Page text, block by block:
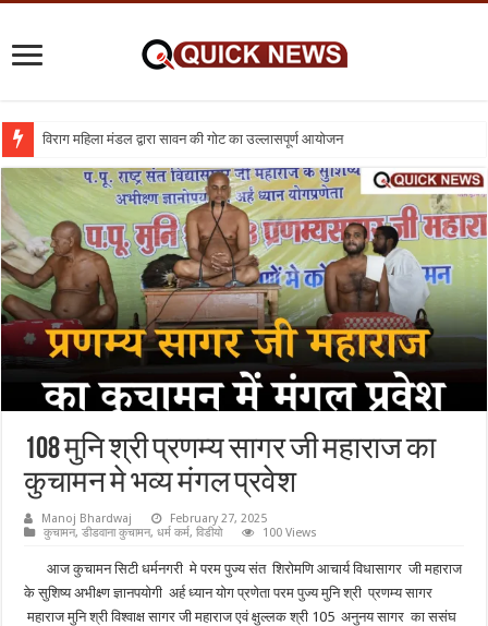
विराग महिला मंडल द्वारा सावन की गोट का उल्लासपूर्ण आयोजन
शिक्षा का व्यवसायीकरण क्यों : तो क्या निजी विद्यालय बंद कर दिए जाए
108 मुनि श्री प्रणम्य सागर जी महाराज का
कुचामन मे भव्य मंगल प्रवेश
Manoj Bhardwaj
February 27, 2025
कुचामन,डीडवाना कुचामन,धर्म कर्म,विडीयो 100 Views
आज कुचामन सिटी धर्मनगरी मे परम पुज्य संत शिरोमणि आचार्य विधासागर जी महाराज
के सुशिष्य अभीक्ष्ण ज्ञानपयोगी अर्ह ध्यान योग प्रणेता परम पुज्य मुनि श्री प्रणम्य सागर
महाराज मुनि श्री विश्वाक्ष सागर जी महाराज एवं क्षुल्लक श्री 105 अनुनय सागर का ससंघ